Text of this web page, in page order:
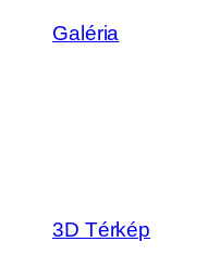
Galéria
3D Térkép